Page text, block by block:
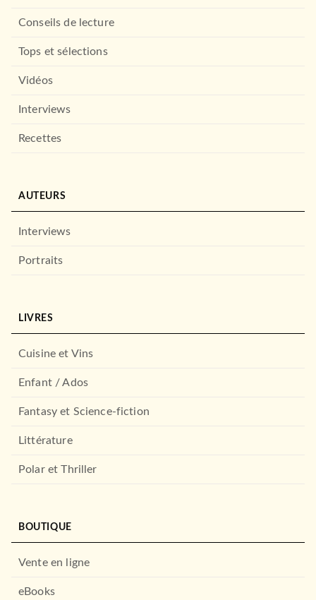
Conseils de lecture
Tops et sélections
Vidéos
Interviews
Recettes
AUTEURS
Interviews
Portraits
LIVRES
Cuisine et Vins
Enfant / Ados
Fantasy et Science-fiction
Littérature
Polar et Thriller
BOUTIQUE
Vente en ligne
eBooks